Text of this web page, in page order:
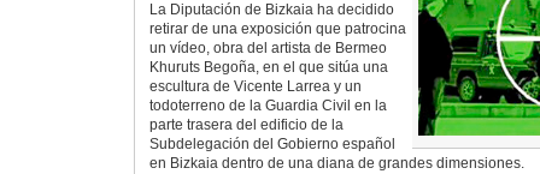
La Diputación de Bizkaia ha decidido
retirar de una exposición que patrocina
un vídeo, obra del artista de Bermeo
Khuruts Begoña, en el que sitúa una
escultura de Vicente Larrea y un
todoterreno de la Guardia Civil en la
parte trasera del edificio de la
Subdelegación del Gobierno español
en Bizkaia dentro de una diana de grandes dimensiones.